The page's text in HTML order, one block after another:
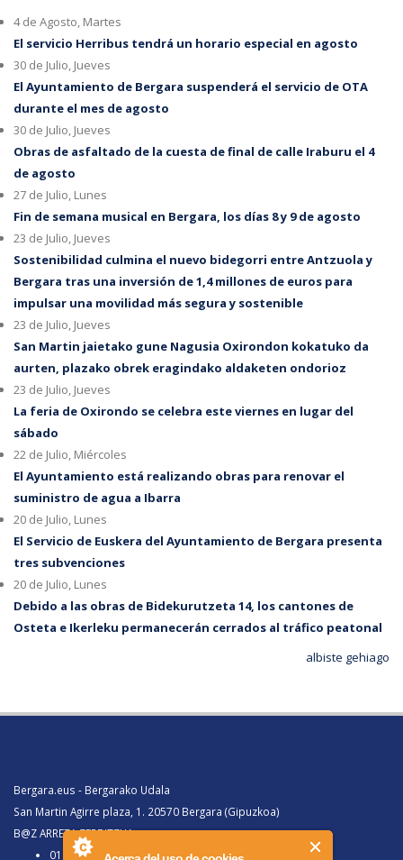
4 de Agosto, Martes
El servicio Herribus tendrá un horario especial en agosto
30 de Julio, Jueves
El Ayuntamiento de Bergara suspenderá el servicio de OTA
durante el mes de agosto
30 de Julio, Jueves
Obras de asfaltado de la cuesta de final de calle Iraburu el 4
de agosto
27 de Julio, Lunes
Fin de semana musical en Bergara, los días 8 y 9 de agosto
23 de Julio, Jueves
Sostenibilidad culmina el nuevo bidegorri entre Antzuola y
Bergara tras una inversión de 1,4 millones de euros para
impulsar una movilidad más segura y sostenible
23 de Julio, Jueves
San Martin jaietako gune Nagusia Oxirondon kokatuko da
aurten, plazako obrek eragindako aldaketen ondorioz
23 de Julio, Jueves
La feria de Oxirondo se celebra este viernes en lugar del
sábado
22 de Julio, Miércoles
El Ayuntamiento está realizando obras para renovar el
suministro de agua a Ibarra
20 de Julio, Lunes
El Servicio de Euskera del Ayuntamiento de Bergara presenta
tres subvenciones
20 de Julio, Lunes
Debido a las obras de Bidekurutzeta 14, los cantones de
Osteta e Ikerleku permanecerán cerrados al tráfico peatonal
albiste gehiago
Bergara.eus - Bergarako Udala
San Martin Agirre plaza, 1. 20570 Bergara (Gipuzkoa)
B@Z ARRETA ZERBITZUA:
010, Bergaratik deituz gero